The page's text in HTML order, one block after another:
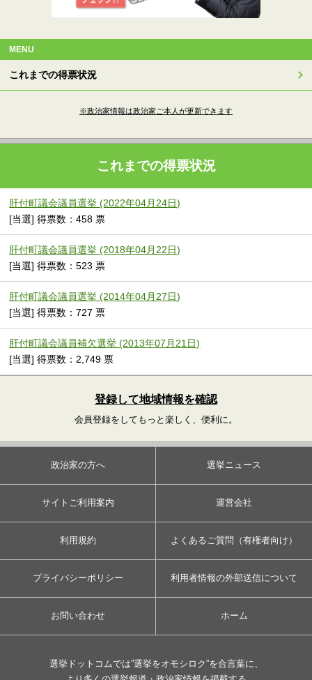
MENU
これまでの得票状況
※政治家情報は政治家ご本人が更新できます
これまでの得票状況
肝付町議会議員選挙 (2022年04月24日)
[当選] 得票数：458 票
肝付町議会議員選挙 (2018年04月22日)
[当選] 得票数：523 票
肝付町議会議員選挙 (2014年04月27日)
[当選] 得票数：727 票
肝付町議会議員補欠選挙 (2013年07月21日)
[当選] 得票数：2,749 票
登録して地域情報を確認
会員登録をしてもっと楽しく、便利に。
政治家の方へ 選挙ニュース
サイトご利用案内 運営会社
利用規約 よくあるご質問（有権者向け）
プライバシーポリシー 利用者情報の外部送信について
お問い合わせ ホーム
選挙ドットコムでは”選挙をオモシロク”を合言葉に、